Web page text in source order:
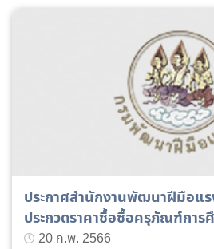
ประกาศสำนักงานพัฒนาฝีมือแ
ประกวดราคาซื้อซื้อครุภัณฑ์การ
20 ก.พ. 2566